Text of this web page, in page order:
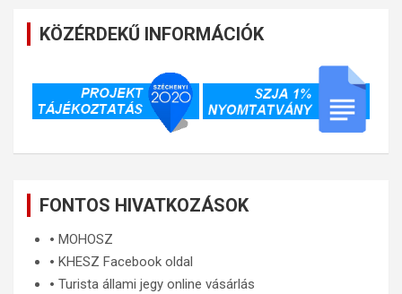
KÖZÉRDEKŰ INFORMÁCIÓK
FONTOS HIVATKOZÁSOK
🞄 MOHOSZ
🞄 KHESZ Facebook oldal
🞄 Turista állami jegy online vásárlás